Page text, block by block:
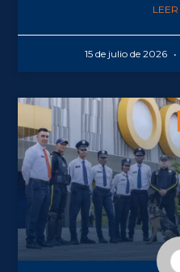
15 de julio de 2026